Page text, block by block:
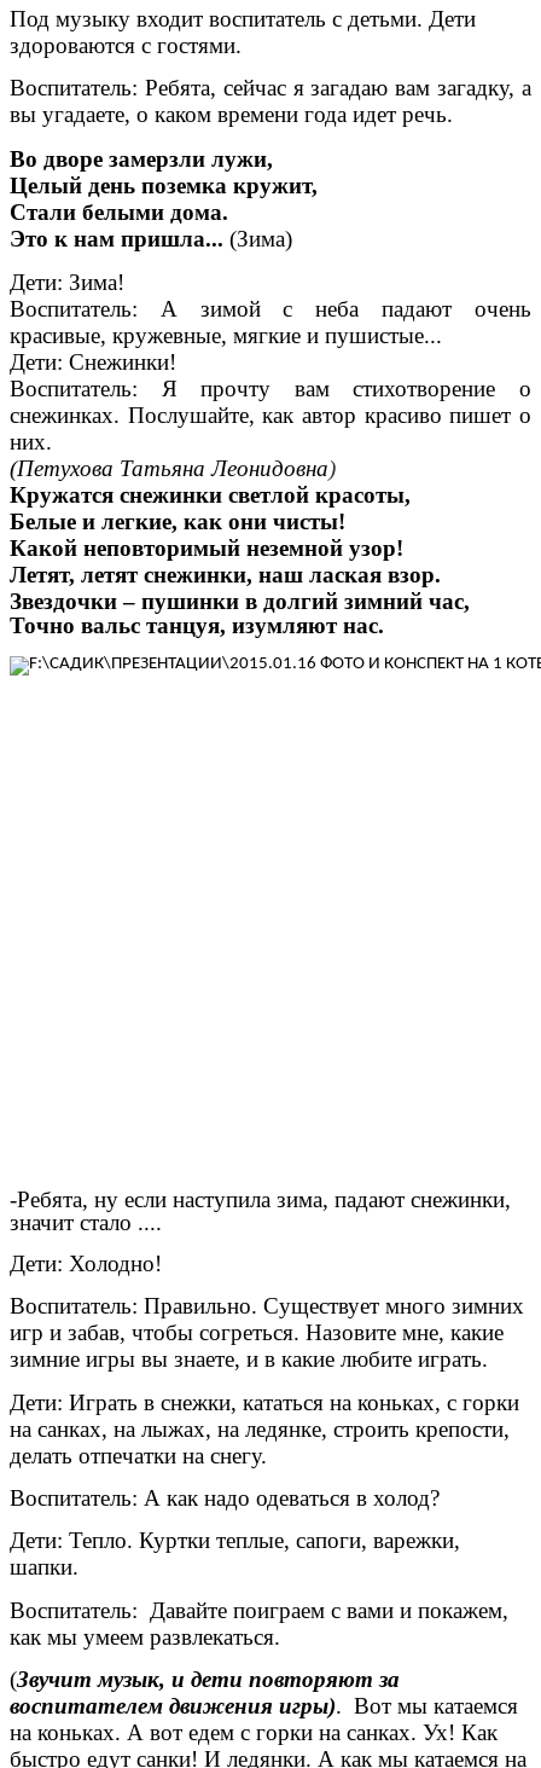
Под музыку входит воспитатель с детьми. Дети
здороваются с гостями.
Воспитатель: Ребята, сейчас я загадаю вам загадку, а
вы угадаете, о каком времени года идет речь.
Во дворе замерзли лужи,
Целый день поземка кружит,
Стали белыми дома.
Это к нам пришла... (Зима)
Дети: Зима!
Воспитатель: А зимой с неба падают очень
красивые, кружевные, мягкие и пушистые...
Дети: Снежинки!
Воспитатель: Я прочту вам стихотворение о
снежинках. Послушайте, как автор красиво пишет о
них.
(Петухова Татьяна Леонидовна)
Кружатся снежинки светлой красоты,
Белые и легкие, как они чисты!
Какой неповторимый неземной узор!
Летят, летят снежинки, наш лаская взор.
Звездочки – пушинки в долгий зимний час,
Точно вальс танцуя, изумляют нас.
-Ребята, ну если наступила зима, падают снежинки,
значит стало ....
Дети: Холодно!
Воспитатель: Правильно. Существует много зимних
игр и забав, чтобы согреться. Назовите мне, какие
зимние игры вы знаете, и в какие любите играть.
Дети: Играть в снежки, кататься на коньках, с горки
на санках, на лыжах, на ледянке, строить крепости,
делать отпечатки на снегу.
Воспитатель: А как надо одеваться в холод?
Дети: Тепло. Куртки теплые, сапоги, варежки,
шапки.
Воспитатель: Давайте поиграем с вами и покажем,
как мы умеем развлекаться.
(Звучит музык, и дети повторяют за
воспитателем движения игры). Вот мы катаемся
на коньках. А вот едем с горки на санках. Ух! Как
быстро едут санки! И ледянки. А как мы катаемся на